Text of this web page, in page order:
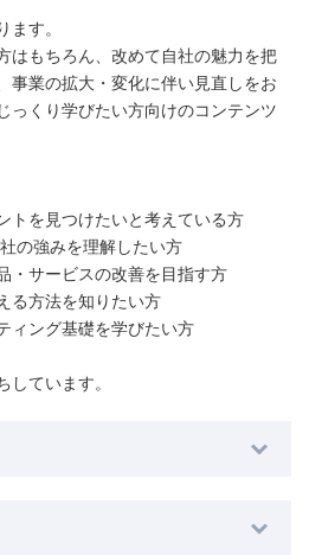
ます。
はもちろん、改めて自社の魅力を把
事業の拡大・変化に伴い見直しをお
っくり学びたい方向けのコンテンツ
トを見つけたいと考えている方
の強みを理解したい方
・サービスの改善を目指す方
る方法を知りたい方
ィング基礎を学びたい方
しています。